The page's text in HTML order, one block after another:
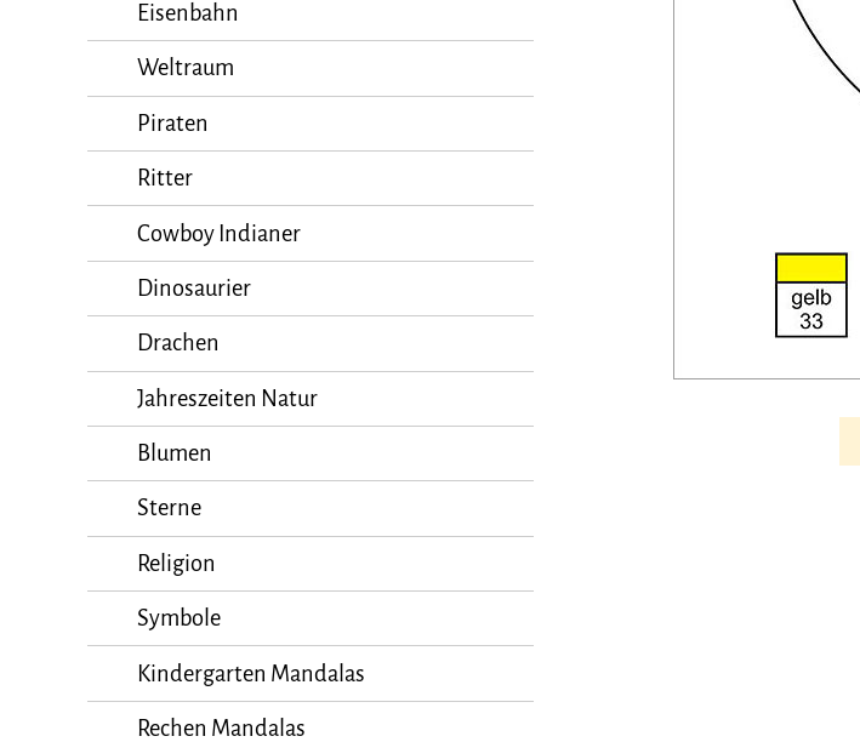
Eisenbahn
Weltraum
Piraten
Ritter
Cowboy Indianer
Dinosaurier
Drachen
Jahreszeiten Natur
Blumen
Sterne
Religion
Symbole
Kindergarten Mandalas
Rechen Mandalas